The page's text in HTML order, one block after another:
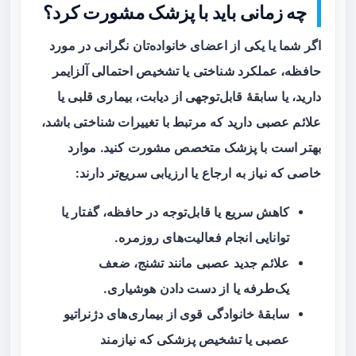
چه زمانی باید با پزشک مشورت کرد؟
اگر شما یا یکی از اعضای خانواده‌تان نگرانی در مورد
حافظه، عملکرد شناختی یا تشخیص احتمالیآلزایمر
دارید، یا سابقهٔ قابل‌توجهی از دیابت، بیماری قلبی یا
علائم عصبی دارید که مرتبط با تغییرات شناختی باشد،
بهتر است با پزشک متخصص مشورت کنید. موارد
خاصی که نیاز به ارجاع یا ارزیابی سریع‌تر دارند:
کاهش سریع یا قابل‌توجه در حافظه، گفتار یا
توانایی انجام فعالیت‌های روزمره.
علائم جدید عصبی مانند تشنج، ضعف
یک‌طرفه یا از دست دادن هوشیاری.
سابقهٔ خانوادگی قوی از بیماری‌های دژنراتیو
عصبی یا تشخیص پزشکی که نیازمند